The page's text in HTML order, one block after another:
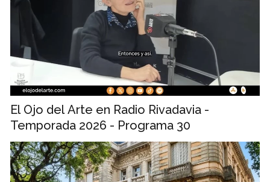
El Ojo del Arte en Radio Rivadavia -
Temporada 2026 - Programa 30